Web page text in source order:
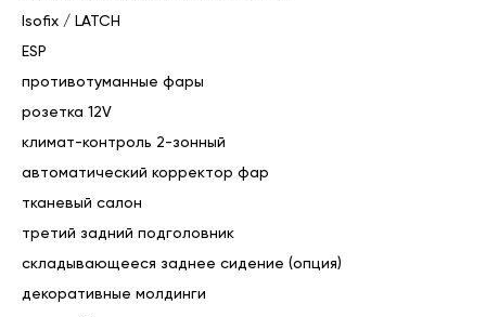
Isofix / LATCH
ESP
противотуманные фары
розетка 12V
климат-контроль 2-зонный
автоматический корректор фар
тканевый салон
третий задний подголовник
складывающееся заднее сидение (опция)
декоративные молдинги